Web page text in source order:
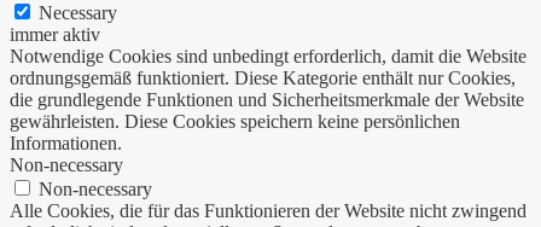
Necessary
immer aktiv
Notwendige Cookies sind unbedingt erforderlich, damit die Website
ordnungsgemäß funktioniert. Diese Kategorie enthält nur Cookies,
die grundlegende Funktionen und Sicherheitsmerkmale der Website
gewährleisten. Diese Cookies speichern keine persönlichen
Informationen.
Non-necessary
Non-necessary
Alle Cookies, die für das Funktionieren der Website nicht zwingend